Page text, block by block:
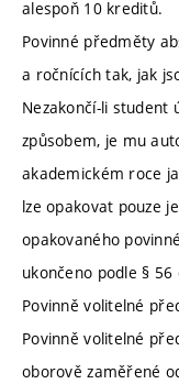
alespoň 10 kreditů.
Povinné předměty
a ročnících tak, jak
Nezakončí-li student
způsobem, je mu
akademickém roce
lze opakovat pouze
opakovaného
ukončeno podle §
Povinně volitelné
Povinně volitelné
oborově zaměřené